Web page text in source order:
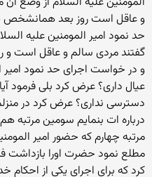
و عاقل است روز بعد
حد نمود امیر المومنین علیه
گفتند مردی سالم و عاقل است
و در خواست اجرای حد نمود امیر
عیال داری؟ عرض کرد بلی فرمود
دسترسی نداری؟ عرض کرد در
درباره ات بنمایم سومین مرتبه
مرتبه چهارم که حضور امیر
مطلع نمود حضرت اورا بازداشت
کرد که برای اجرای یکی از